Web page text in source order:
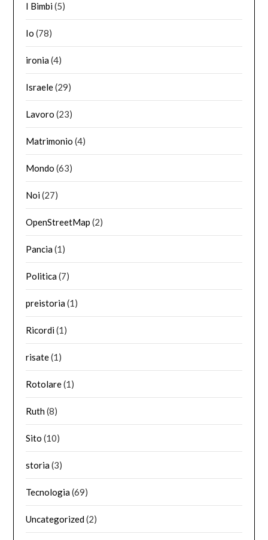
I Bimbi(5)
Io (78)
ironia(4)
Israele(29)
Lavoro (23)
Matrimonio (4)
Mondo (63)
Noi(27)
OpenStreetMap (2)
Pancia(1)
Politica(7)
preistoria(1)
Ricordi(1)
risate(1)
Rotolare(1)
Ruth(8)
Sito (10)
storia(3)
Tecnologia(69)
Uncategorized(2)